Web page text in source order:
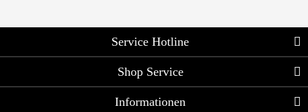
Service Hotline
Shop Service
Informationen